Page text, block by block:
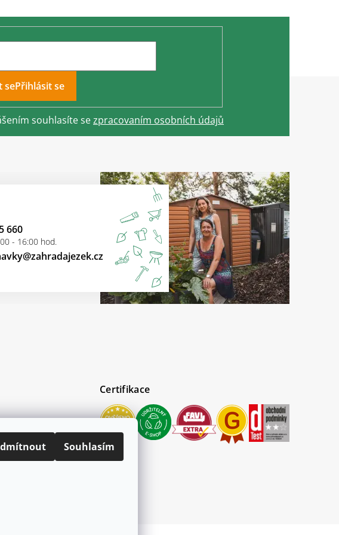
Souhlasím
Přihlásit se
souhlasíte sezpracovaním osobních údajů
@zahradajezek.cz
660
- 16:00 hod.
Certifikace